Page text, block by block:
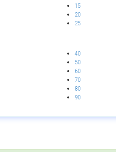
15
20
25
40
50
60
70
80
90